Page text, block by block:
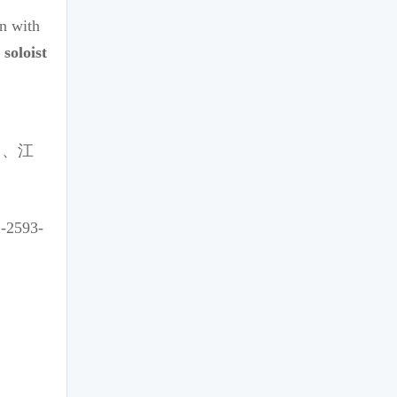
with
江
2593-